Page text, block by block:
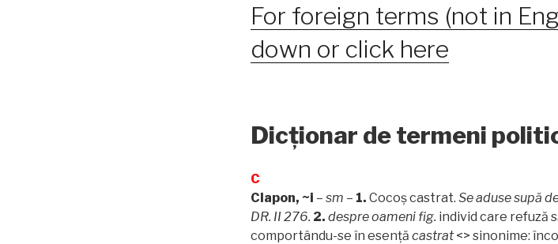
For foreign terms (not in
down or click here
Dicționar de termeni
C
Clapon, ~i – sm – 1. Cocoș castrat. Se aduse supă
DR. II 276. 2. despre oameni fig. individ care refuză
comportându-se în esență castrat<> sinonime: